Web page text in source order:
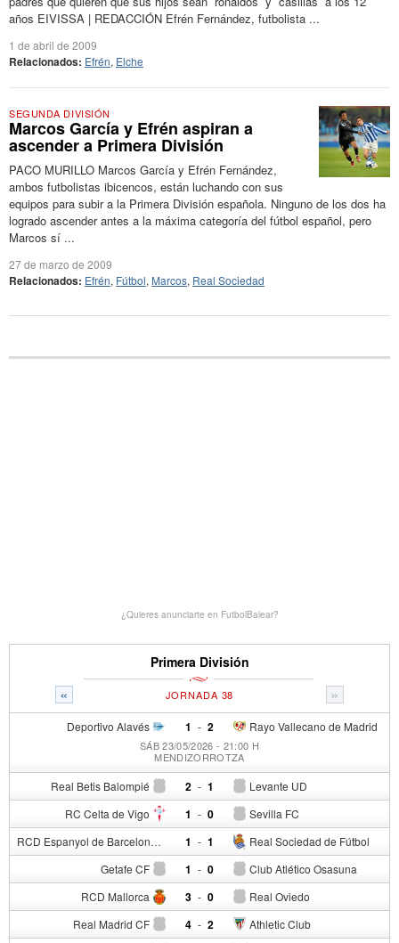
años EIVISSA | REDACCIÓN Efrén Fernández, futbolista ...
1 de abril de 2009
Relacionados: Efrén, Elche
SEGUNDA DIVISIÓN
Marcos García y Efrén aspiran a
ascender a Primera División
PACO MURILLO Marcos García y Efrén Fernández,
ambos futbolistas ibicencos, están luchando con sus
equipos para subir a la Primera División española. Ninguno de los dos ha
logrado ascender antes a la máxima categoría del fútbol español, pero
Marcos sí ...
27 de marzo de 2009
Relacionados: Efrén, Fútbol, Marcos, Real Sociedad
¿Quieres anunciarte en FutbolBalear?
Primera División
« »
JORNADA 38
Deportivo Alavés 1 - Rayo Vallecano de Madrid
2
SÁB 23/05/2026 - 21:00 H
MENDIZORROTZA
Real Betis Balompié 2 - Levante UD
1
RC Celta de Vigo 1 - Sevilla FC
0
RCD Espanyol de Barcelona 1 - Real Sociedad de Fútbol
1
Getafe CF 1 - Club Atlético Osasuna
0
RCD Mallorca 3 - Real Oviedo
0
Real Madrid CF 4 - Athletic Club
2